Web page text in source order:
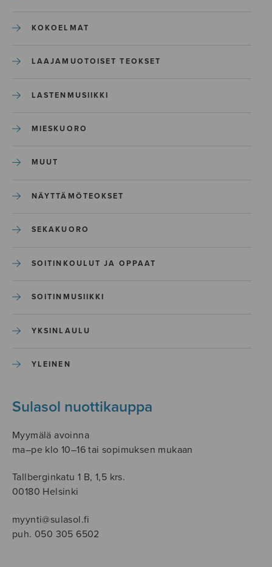
KOKOELMAT
LAAJAMUOTOISET TEOKSET
LASTENMUSIIKKI
MIESKUORO
MUUT
NÄYTTÄMÖTEOKSET
SEKAKUORO
SOITINKOULUT JA OPPAAT
SOITINMUSIIKKI
YKSINLAULU
YLEINEN
Sulasol nuottikauppa
Myymälä avoinna
ma–pe klo 10–16 tai sopimuksen mukaan
Tallberginkatu 1 B, 1,5 krs.
00180 Helsinki
myynti@sulasol.fi
puh. 050 305 6502